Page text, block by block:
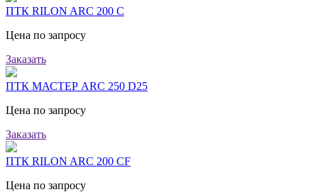
ПТК RILON ARC 200 C
Цена по запросу
Заказать
ПТК МАСТЕР ARC 250 D25
Цена по запросу
Заказать
ПТК RILON ARC 200 CF
Цена по запросу